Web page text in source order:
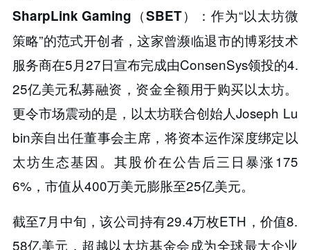
SharpLink Gaming（SBET）​​
：作为“以太坊微
策略”的范式开创者，这家曾濒临退市的博彩技术
服务商在5月27日宣布完成由ConsenSys领投的4.
25亿美元私募融资，资金全额用于购买以太坊。
更令市场震动的是，​​以太坊联合创始人Joseph Lu
bin亲自出任董事会主席​​，将资本运作深度绑定以
太坊生态基因。其股价在公告后三日暴涨175
6%，市值从400万美元膨胀至25亿美元。
截至7月中旬，该公司持有29.4万枚ETH，价值8.
58亿美元，超越以太坊基金会成为全球最大企业